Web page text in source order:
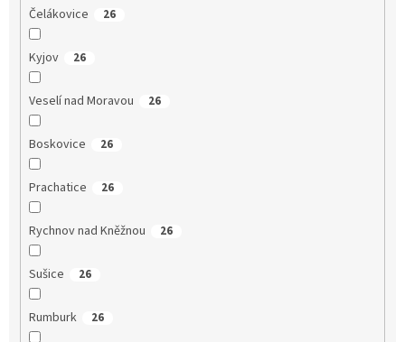
Čelákovice 26
Kyjov 26
Veselí nad Moravou 26
Boskovice 26
Prachatice 26
Rychnov nad Kněžnou 26
Sušice 26
Rumburk 26